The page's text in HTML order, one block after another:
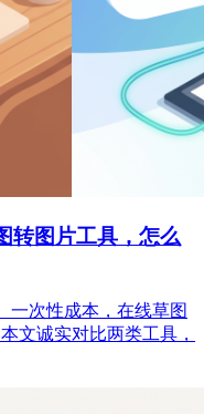
转图片工具，怎么
一次性成本，在线草图
文诚实对比两类工具，